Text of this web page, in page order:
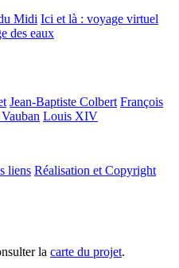
Midi Ici et là : voyage virtuel
des eaux
Jean-Baptiste Colbert François
Louis XIV
liens Réalisation et Copyright
la carte du projet.